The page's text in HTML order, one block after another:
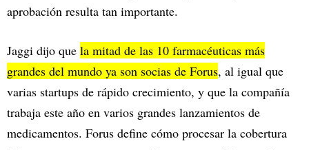
aprobación resulta tan importante.
Jaggi dijo que la mitad de las 10 farmacéuticas más
grandes del mundo ya son socias de Forus, al igual que
varias startups de rápido crecimiento, y que la compañía
trabaja este año en varios grandes lanzamientos de
medicamentos. Forus define cómo procesar la cobertura